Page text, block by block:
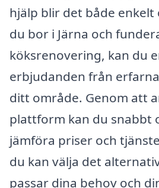
hjälp blir det både enkelt
du bor i Järna och
köksrenovering, kan du
erbjudanden från
ditt område. Genom att
plattform kan du snabbt
jämföra priser och
du kan välja det
passar dina behov och